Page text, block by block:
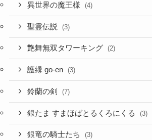
異世界の魔王様 (4)
聖霊伝説 (3)
艶舞無双タワーキング (2)
護縁 go-en (3)
鈴蘭の剣 (7)
銀たま すまほばとるくろにくる (3)
銀竜の騎士たち (3)